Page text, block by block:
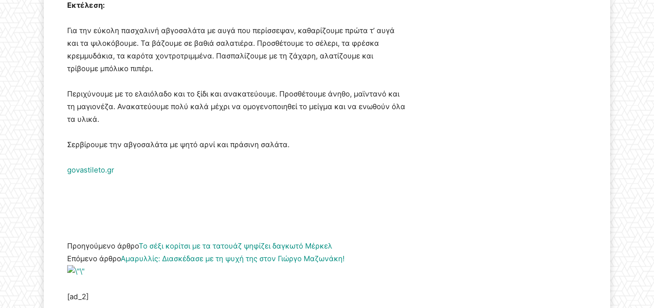
Εκτέλεση:
Για την εύκολη πασχαλινή αβγοσαλάτα με αυγά που περίσσεψαν, καθαρίζουμε πρώτα τ’ αυγά
και τα ψιλοκόβουμε. Τα βάζουμε σε βαθιά σαλατιέρα. Προσθέτουμε το σέλερι, τα φρέσκα
κρεμμυδάκια, τα καρότα χοντροτριμμένα. Πασπαλίζουμε με τη ζάχαρη, αλατίζουμε και
τρίβουμε μπόλικο πιπέρι.
Περιχύνουμε με το ελαιόλαδο και το ξίδι και ανακατεύουμε. Προσθέτουμε άνηθο, μαϊντανό και
τη μαγιονέζα. Ανακατεύουμε πολύ καλά μέχρι να ομογενοποιηθεί το μείγμα και να ενωθούν όλα
τα υλικά.
Σερβίρουμε την αβγοσαλάτα με ψητό αρνί και πράσινη σαλάτα.
govastileto.gr
Προηγούμενο άρθροΤο σέξι κορίτσι με τα τατουάζ ψηφίζει δαγκωτό Μέρκελ
Επόμενο άρθροΑμαρυλλίς: Διασκέδασε με τη ψυχή της στον Γιώργο Μαζωνάκη!
[ad_2]